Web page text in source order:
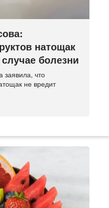
натощак
болезни
заявила, что
не вредит